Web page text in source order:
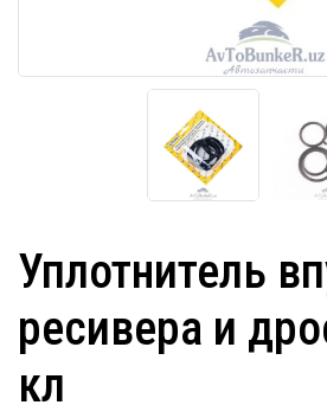
Уплотнитель
ресивера и
кл